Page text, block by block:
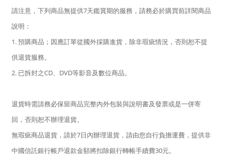
請注意，下列商品無提供7天鑑賞期的服務，請務必於購買前詳閱商品
說明：
1. 預購商品；因應訂單從國外採購進貨，除非瑕疵情況，否則恕不提
供退貨服務。
2. 已拆封之CD、DVD等影音及數位商品。
退貨時需請務必保留商品完整內外包裝與說明書及發票或是一併寄
回，否則恕不辦理退貨。
無瑕疵商品退貨，請於7日內辦理退貨，請由您自行負擔運費，提供非
中國信託銀行帳戶退款金額將扣除銀行轉帳手續費30元。